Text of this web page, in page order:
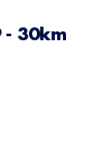
- 30km